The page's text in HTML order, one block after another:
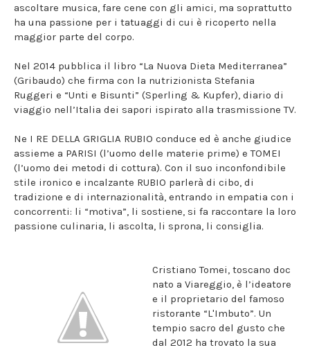
ascoltare musica, fare cene con gli amici, ma soprattutto
ha una passione per i tatuaggi di cui è ricoperto nella
maggior parte del corpo.
Nel 2014 pubblica il libro “La Nuova Dieta Mediterranea”
(Gribaudo) che firma con la nutrizionista Stefania
Ruggeri e “Unti e Bisunti” (Sperling & Kupfer), diario di
viaggio nell’Italia dei sapori ispirato alla trasmissione TV.
Ne I RE DELLA GRIGLIA RUBIO conduce ed è anche giudice
assieme a PARISI (l’uomo delle materie prime) e TOMEI
(l’uomo dei metodi di cottura). Con il suo inconfondibile
stile ironico e incalzante RUBIO parlerà di cibo, di
tradizione e di internazionalità, entrando in empatia con i
concorrenti: li “motiva”, li sostiene, si fa raccontare la loro
passione culinaria, li ascolta, li sprona, li consiglia.
Cristiano Tomei, toscano doc
nato a Viareggio, è l’ideatore
e il proprietario del famoso
ristorante “L'Imbuto”. Un
tempio sacro del gusto che
dal 2012 ha trovato la sua